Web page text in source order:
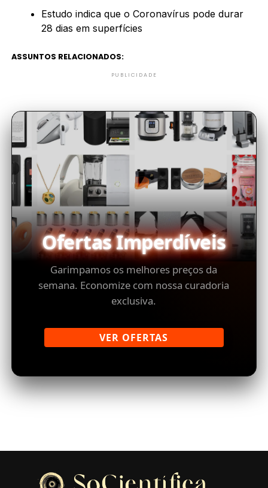
Estudo indica que o Coronavírus pode durar
28 dias em superfícies
ASSUNTOS RELACIONADOS:
PUBLICIDADE
Ofertas Imperdíveis
Garimpamos os melhores preços da
semana. Economize com nossa curadoria
exclusiva.
VER OFERTAS